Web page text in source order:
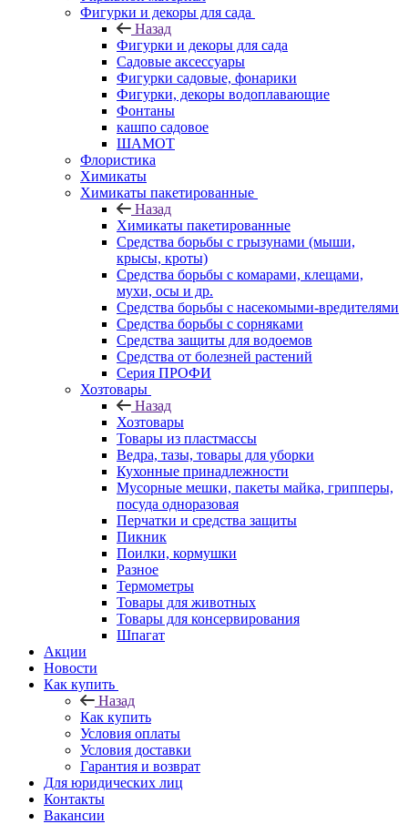
Фигурки и декоры для сада
Назад
Фигурки и декоры для сада
Садовые аксессуары
Фигурки садовые, фонарики
Фигурки, декоры водоплавающие
Фонтаны
кашпо садовое
ШАМОТ
Флористика
Химикаты
Химикаты пакетированные
Назад
Химикаты пакетированные
Средства борьбы с грызунами (мыши,
крысы, кроты)
Средства борьбы с комарами, клещами,
мухи, осы и др.
Средства борьбы с насекомыми-вредителями
Средства борьбы с сорняками
Средства защиты для водоемов
Средства от болезней растений
Серия ПРОФИ
Хозтовары
Назад
Хозтовары
Товары из пластмассы
Ведра, тазы, товары для уборки
Кухонные принадлежности
Мусорные мешки, пакеты майка, грипперы,
посуда одноразовая
Перчатки и средства защиты
Пикник
Поилки, кормушки
Разное
Термометры
Товары для животных
Товары для консервирования
Шпагат
Акции
Новости
Как купить
Назад
Как купить
Условия оплаты
Условия доставки
Гарантия и возврат
Для юридических лиц
Контакты
Вакансии